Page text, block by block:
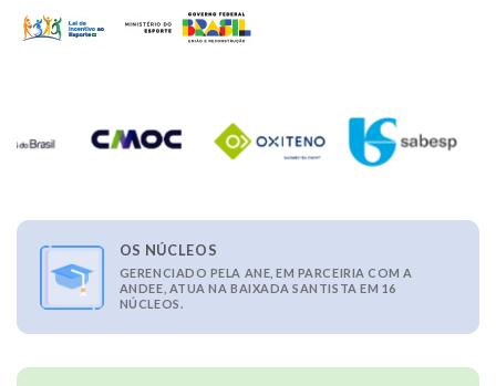
OS NÚCLEOS
GERENCIADO PELA ANE, EM PARCEIRIA COM A
ANDEE, ATUA NA BAIXADA SANTISTA EM 16
NÚCLEOS.